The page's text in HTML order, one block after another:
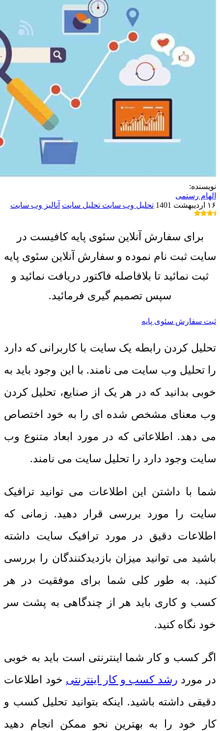
نویسنده:
الهام رستمی
۱۶ اردیبهشت 1401
تحلیل وب سایت تحلیل سایت آنالیز وب سایت
برای سفارش آنلاین سئوی پایه کافیست در
سایت ثبت نام نموده و سفارش آنلاین سئوی پایه
ثبت نمائید تا بلافاصله فاکتور دریافت نمائید و
سپس تصمیم گیری فرمائید.
ثبت سفارش سئوی پایه
تحلیل کردن رابطه یک سایت با کاربرانی که دارد
را تحلیل وب سایت می نامند. با این وجود باید به
خوبی بدانید که در هر یک از صنایع، تحلیل کردن
وب معنای مشخص شده ای را به خود اختصاص
می دهد. اطلاعاتی که در مورد ابعاد متنوع وب
سایت وجود دارد را تحلیل سایت می نامند.
شما با داشتن این اطلاعات می توانید ترافیک
سایت را مورد بررسی قرار دهید. زمانی که
اطلاعات دقیق در مورد ترافیک سایت داشته
باشید می توانید میزان بازدیدکنندگان را بررسی
کنید. به طور کلی شما برای موفقیت در هر
کسب و کاری باید هر از چندگاهی به پشت سر
خود نگاه کنید.
اگر کسب و کار شما اینترنتی است باید به خوبی
در مورد رشد کسب و کار اینترنتی خود اطلاعات
دقیقی داشته باشید. اینکه بتوانید تحلیل کسب و
کار خود را به بهترین نحو ممکن انجام دهید